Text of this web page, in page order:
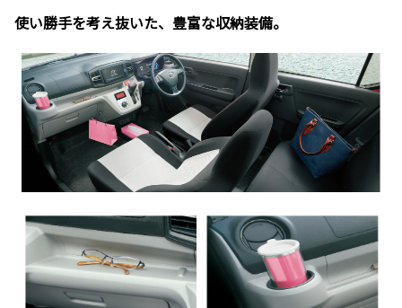
使い勝手を考え抜いた、豊富な収納装備。